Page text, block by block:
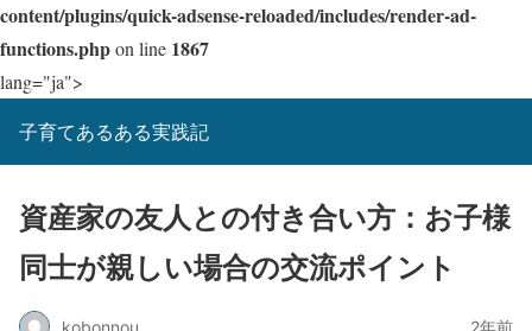
content/plugins/quick-adsense-reloaded/includes/render-ad-
functions.phpon line 1867
lang="ja">
子育てあるある実践記
資産家の友人との付き合い方：お子様
同士が親しい場合の交流ポイント
kobonnou 2年前